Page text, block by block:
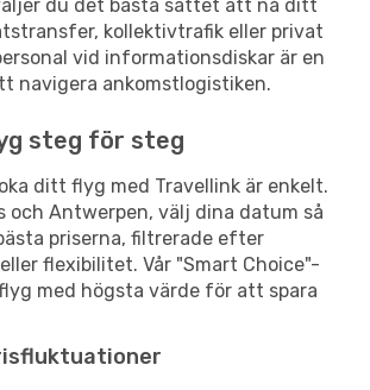
du det bästa sättet att nå ditt
kollektivtrafik eller privat
vid informationsdiskar är en
navigera ankomstlogistiken.
steg för steg
ditt flyg med Travellink är enkelt.
och Antwerpen, välj dina datum så
priserna, filtrerade efter
flexibilitet. Vår "Smart Choice"-
med högsta värde för att spara